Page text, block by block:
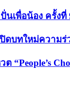
นเพื่อน้อง ครั้ง
ปิดบทใหม่ควา
“People’s